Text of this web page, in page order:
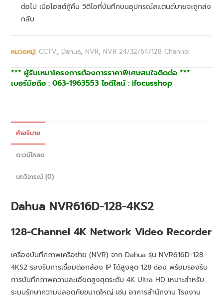
ต่อไป เมื่อโฮสต์กู้คืน วิดีโอที่บันทึกบนอุปกรณ์สแตนด์บายจะถูกส่ง
กลับ
หมวดหมู่:CCTV, Dahua, NVR, NVR 24/32/64/128 Channel
*** ผู้รับเหมาโครงการต้องการราคาพิเศษสนใจติดต่อ ***
เบอร์มือถือ : 063-1963553 ไอดีไลน์ : ifocusshop
คำอธิบาย
ดาวน์โหลด
บทวิจารณ์ (0)
Dahua NVR616D-128-4KS2
128-Channel 4K Network Video Recorder
เครื่องบันทึกภาพเครือข่าย (NVR) จาก Dahua รุ่น NVR616D-128-
4KS2 รองรับการเชื่อมต่อกล้อง IP ได้สูงสุด 128 ช่อง พร้อมรองรับ
การบันทึกภาพความละเอียดสูงสุดระดับ 4K Ultra HD เหมาะสำหรับ
ระบบรักษาความปลอดภัยขนาดใหญ่ เช่น อาคารสำนักงาน โรงงาน